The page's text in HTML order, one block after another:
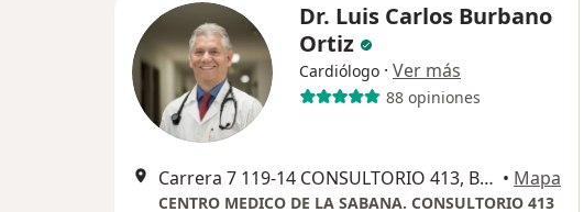
Dr. Luis Carlos Burbano
Ortiz
Cardiólogo · Ver más
88 opiniones
Carrera 7 119-14 CONSULTORIO 413, Bogotá • Mapa
CENTRO MEDICO DE LA SABANA. CONSULTORIO 413